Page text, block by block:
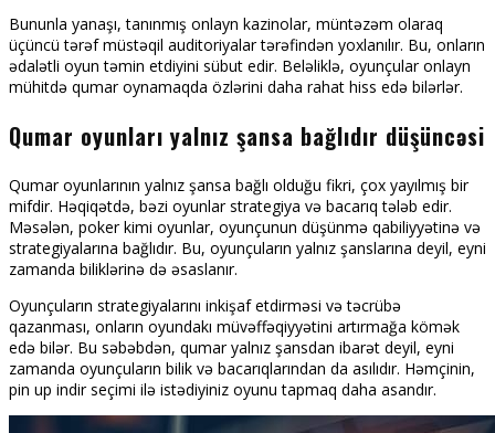
Bununla yanaşı, tanınmış onlayn kazinolar, müntəzəm olaraq
üçüncü tərəf müstəqil auditoriyalar tərəfindən yoxlanılır. Bu, onların
ədalətli oyun təmin etdiyini sübut edir. Beləliklə, oyunçular onlayn
mühitdə qumar oynamaqda özlərini daha rahat hiss edə bilərlər.
Qumar oyunları yalnız şansa bağlıdır düşüncəsi
Qumar oyunlarının yalnız şansa bağlı olduğu fikri, çox yayılmış bir
mifdir. Həqiqətdə, bəzi oyunlar strategiya və bacarıq tələb edir.
Məsələn, poker kimi oyunlar, oyunçunun düşünmə qabiliyyətinə və
strategiyalarına bağlıdır. Bu, oyunçuların yalnız şanslarına deyil, eyni
zamanda biliklərinə də əsaslanır.
Oyunçuların strategiyalarını inkişaf etdirməsi və təcrübə
qazanması, onların oyundakı müvəffəqiyyətini artırmağa kömək
edə bilər. Bu səbəbdən, qumar yalnız şansdan ibarət deyil, eyni
zamanda oyunçuların bilik və bacarıqlarından da asılıdır. Həmçinin,
pin up indir seçimi ilə istədiyiniz oyunu tapmaq daha asandır.